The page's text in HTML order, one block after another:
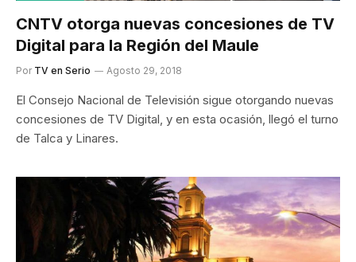
CNTV otorga nuevas concesiones de TV
Digital para la Región del Maule
Por TV en Serio Agosto 29, 2018
El Consejo Nacional de Televisión sigue otorgando nuevas
concesiones de TV Digital, y en esta ocasión, llegó el turno
de Talca y Linares.